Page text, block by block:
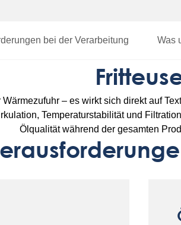
bei der Verarbeitung Was
– es wirkt sich direkt auf
Temperaturstabilität und
Ölqualität während der gesamten